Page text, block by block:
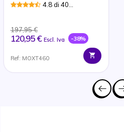
4.8 di 40
197,95 €
120,95 € Escl. Iva -38%
Ref: MOXT460